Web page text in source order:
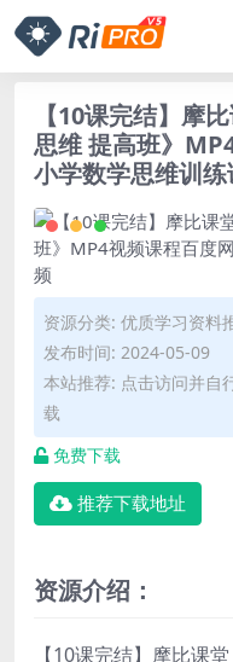
【10课完结】摩
思维 提高班》
小学数学思维训
资源分类: 优质学习资料
发布时间: 2024-05-09
本站推荐: 点击访问并自
载
免费下载
推荐下载地址
资源介绍：
【10课完结】摩比课